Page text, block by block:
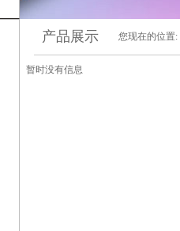
产品展示 您现在的位置:
暂时没有信息